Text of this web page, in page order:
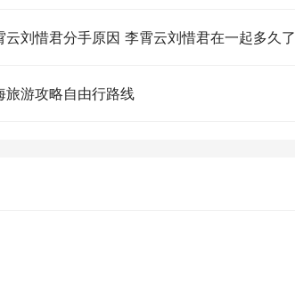
试一下车好不好骑，尤其是刹车！环岛一圈
上绿植虽多，但大部分路段还是挺晒的，帽
，出片率100%！
云刘惜君分手原因 李霄云刘惜君在一起多久了
旅游攻略自由行路线